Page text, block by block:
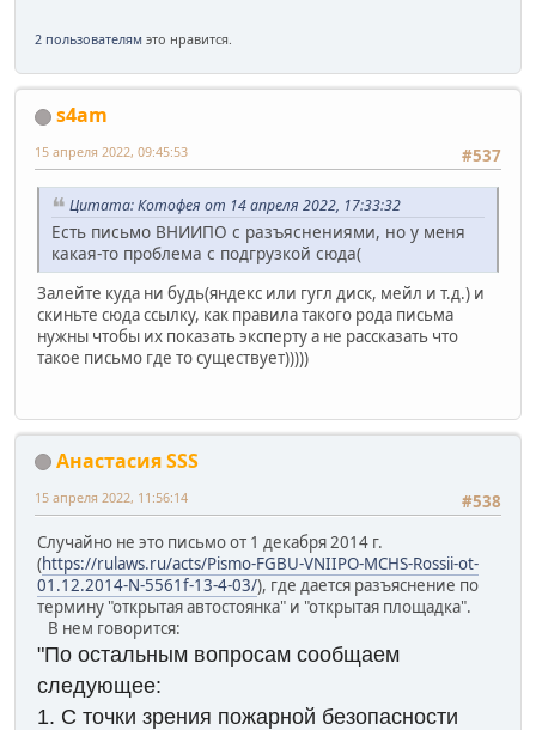
2 пользователям это нравится.
s4am
#537
15 апреля 2022, 09:45:53
Цитата: Котофея от 14 апреля 2022, 17:33:32
Есть письмо ВНИИПО с разъяснениями, но у меня
какая-то проблема с подгрузкой сюда(
Залейте куда ни будь(яндекс или гугл диск, мейл и т.д.) и
скиньте сюда ссылку, как правила такого рода письма
нужны чтобы их показать эксперту а не рассказать что
такое письмо где то существует)))))
Анастасия SSS
#538
15 апреля 2022, 11:56:14
Cлучайно не это письмо от 1 декабря 2014 г.
(https://rulaws.ru/acts/Pismo-FGBU-VNIIPO-MCHS-Rossii-ot-
01.12.2014-N-5561f-13-4-03/), где дается разъяснение по
термину "открытая автостоянка" и "открытая площадка".
В нем говорится:
"По остальным вопросам сообщаем
следующее:
1. С точки зрения пожарной безопасности